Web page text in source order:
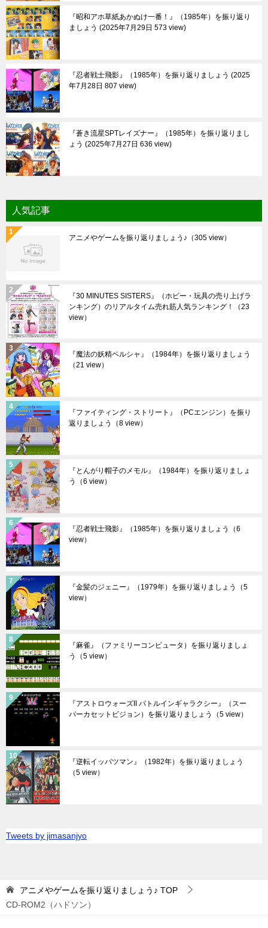
『昭和アホ草紙あかぬけ一番！』（1985年）を振り返り
ましょう
2025年7月29日 573 view
『忍者戦士飛影』（1985年）を振り返りましょう
2025
年7月28日 807 view
『蒼き流星SPTレイズナー』（1985年）を振り返りまし
ょう
2025年7月27日 636 view
人気記事
アニメやゲームを振り返りましょう♪ （305 view）
『30 MINUTES SISTERS』（ホビー・玩具の売り上げラ
ンキング）のリアルタイム売れ筋人気ランキング！
（23
view）
『魔法の妖精ペルシャ』（1984年）を振り返りましょう
（21 view）
『ファイティング・ストリート』（PCエンジン）を振り
返りましょう
（8 view）
『とんがり帽子のメモル』（1984年）を振り返りましょ
う
（6 view）
『忍者戦士飛影』（1985年）を振り返りましょう
（6
view）
『金髪のジェニー』（1979年）を振り返りましょう
（5
view）
『麻雀』（ファミリーコンピュータ）を振り返りましょ
う
（5 view）
『アストロウォーズII バトルインギャラクシー』（スー
パーカセットビジョン）を振り返りましょう
（5 view）
『逆転イッパツマン』（1982年）を振り返りましょう
（5 view）
Tweets by jimasanjyo
アニメやゲームを振り返りましょう♪ TOP
CD-ROM2（ハドソン）